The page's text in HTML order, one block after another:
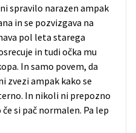
spravilo narazen ampak
in se pozvizgava na
pol leta starega
in tudi očka mu
In samo povem, da
zvezi ampak kako se
In nikoli ni prepozno
si pač normalen. Pa lep